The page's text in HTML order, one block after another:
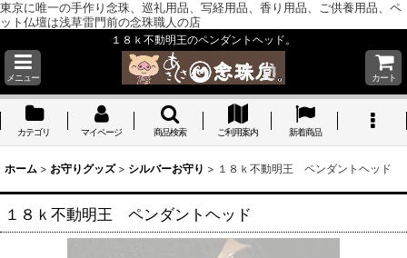
東京に唯一の手作り念珠、巡礼用品、写経用品、香り用品、ご供養用品、ペ
ット仏壇は浅草雷門前の念珠職人の店
１８ｋ不動明王のペンダントヘッド。
メニュー カート
カテゴリ マイページ 商品検索 ご利用案内 新着商品
ホーム > お守りグッズ > シルバーお守り > １８ｋ不動明王 ペンダントヘッド
１８ｋ不動明王 ペンダントヘッド